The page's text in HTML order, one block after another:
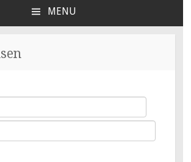
MENU